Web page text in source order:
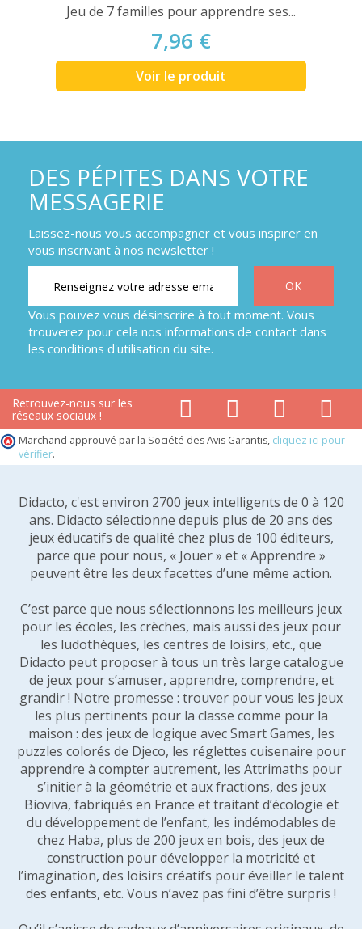
Jeu de 7 familles pour apprendre ses...
7,96 €
Voir le produit
DES PÉPITES DANS VOTRE
MESSAGERIE
Laissez-nous vous accompagner et vous inspirer en
vous inscrivant à nos newsletter !
Vous pouvez vous désinscrire à tout moment. Vous
trouverez pour cela nos informations de contact dans
les conditions d'utilisation du site.
Retrouvez-nous sur les
réseaux sociaux !
Marchand approuvé par la Société des Avis Garantis, cliquez ici pour
vérifier.
Didacto, c'est environ 2700 jeux intelligents de 0 à 120
ans. Didacto sélectionne depuis plus de 20 ans des
jeux éducatifs de qualité chez plus de 100 éditeurs,
parce que pour nous, « Jouer » et « Apprendre »
peuvent être les deux facettes d’une même action.
C’est parce que nous sélectionnons les meilleurs jeux
pour les écoles, les crèches, mais aussi des jeux pour
les ludothèques, les centres de loisirs, etc., que
Didacto peut proposer à tous un très large catalogue
de jeux pour s’amuser, apprendre, comprendre, et
grandir ! Notre promesse : trouver pour vous les jeux
les plus pertinents pour la classe comme pour la
maison : des jeux de logique avec Smart Games, les
puzzles colorés de Djeco, les réglettes cuisenaire pour
apprendre à compter autrement, les Attrimaths pour
s’initier à la géométrie et aux fractions, des jeux
Bioviva, fabriqués en France et traitant d’écologie et
du développement de l’enfant, les indémodables de
chez Haba, plus de 200 jeux en bois, des jeux de
construction pour développer la motricité et
l’imagination, des loisirs créatifs pour éveiller le talent
des enfants, etc. Vous n’avez pas fini d’être surpris !